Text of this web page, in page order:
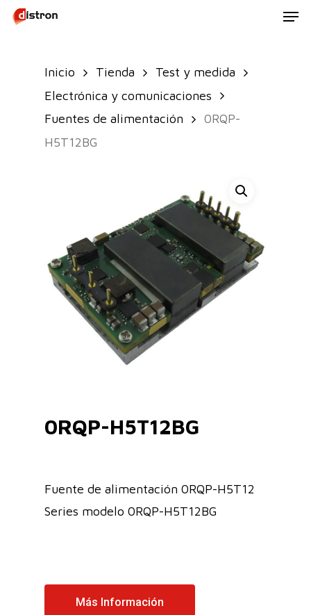
Skip
Inicio Tienda
Test y medida
Electrónica y comunicaciones
Fuentes de alimentación
0RQP-
H5T12BG
0RQP-H5T12BG
Fuente de alimentación 0RQP-H5T12
Series modelo 0RQP-H5T12BG
Más Información